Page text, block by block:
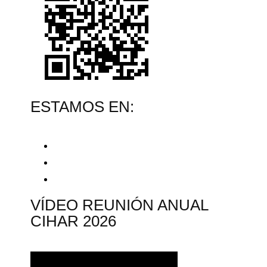
ESTAMOS EN:
VÍDEO REUNIÓN ANUAL
CIHAR 2026